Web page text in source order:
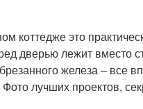
коттедже это
дверью лежит вместо
железа – все
лучших проектов,